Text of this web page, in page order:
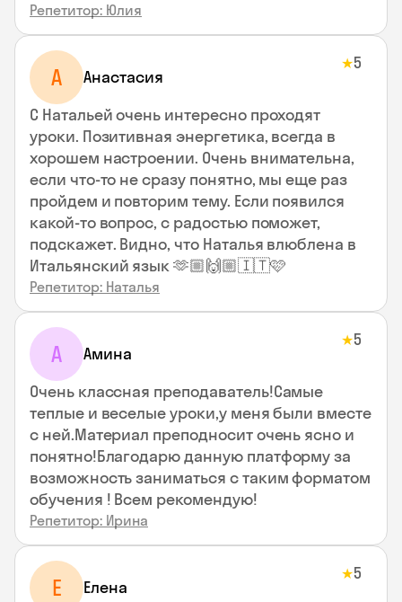
Репетитор: Юлия
А Анастасия
★5
С Натальей очень интересно проходят
уроки. Позитивная энергетика, всегда в
хорошем настроении. Очень внимательна,
если что-то не сразу понятно, мы еще раз
пройдем и повторим тему. Если появился
какой-то вопрос, с радостью поможет,
подскажет. Видно, что Наталья влюблена в
Итальянский язык 🫶🏼🙌🏼🇮🇹🩷
Репетитор: Наталья
А Амина
★5
Очень классная преподаватель!Самые
теплые и веселые уроки,у меня были вместе
с ней.Материал преподносит очень ясно и
понятно!Благодарю данную платформу за
возможность заниматься с таким форматом
обучения ! Всем рекомендую!
Репетитор: Ирина
Е Елена
★5